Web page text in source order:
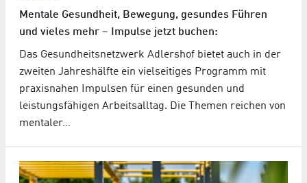
Mentale Gesundheit, Bewegung, gesundes Führen
und vieles mehr – Impulse jetzt buchen:
Das Gesundheitsnetzwerk Adlershof bietet auch in der
zweiten Jahreshälfte ein vielseitiges Programm mit
praxisnahen Impulsen für einen gesunden und
leistungsfähigen Arbeitsalltag. Die Themen reichen von
mentaler…